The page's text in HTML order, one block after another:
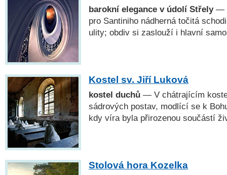
barokní elegance v údolí Střely—
pro Santiniho nádherná točitá
ulity; obdiv si zaslouží i hlavní
Kostel sv. Jiří Luková
kostel duchů — V chátrajícím
sádrových postav, modlící se k
kdy víra byla přirozenou součástí
Stolová hora Kozelka